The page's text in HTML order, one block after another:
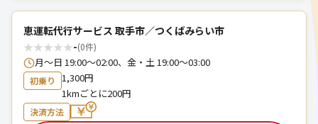
恵運転代行サービス 取手市／つくばみらい市
★★★★★-(0件)
月～日 19:00～02:00、金・土 19:00～03:00
初乗り
1,300円
1kmごとに200円
決済方法